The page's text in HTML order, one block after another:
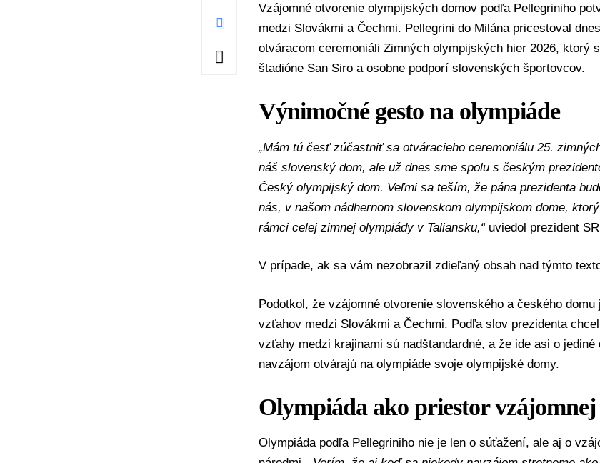
Vzájomné otvorenie olympijských domov podľa Pellegriniho
medzi Slovákmi a Čechmi. Pellegrini do Milána pricestoval
otváracom ceremoniáli Zimných olympijských hier 2026, ktorý
štadióne San Siro a osobne podporí slovenských športovcov.
Výnimočné gesto na olympiáde
„Mám tú česť zúčastniť sa otváracieho ceremoniálu 25.
náš slovenský dom, ale už dnes sme spolu s českým
Český olympijský dom. Veľmi sa teším, že pána prezidenta
nás, v našom nádhernom slovenskom olympijskom dome,
rámci celej zimnej olympiády v Taliansku,“uviedol prezident
V prípade, ak sa vám nezobrazil zdieľaný obsah nad týmto
Podotkol, že vzájomné otvorenie slovenského a českého
vzťahov medzi Slovákmi a Čechmi. Podľa slov prezidenta
vzťahy medzi krajinami sú nadštandardné, a že ide asi o jediné
navzájom otvárajú na olympiáde svoje olympijské domy.
Olympiáda ako priestor
Olympiáda podľa Pellegriniho nie je len o súťažení, ale aj o